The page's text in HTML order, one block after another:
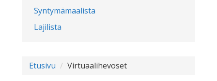
Syntymämaalista
Lajilista
Etusivu Virtuaalihevoset